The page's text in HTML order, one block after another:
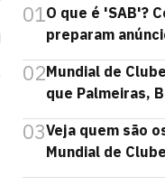
01O que é 'SAB'?
preparam
02Mundial de
que Palmeiras,
03Veja quem são
Mundial de